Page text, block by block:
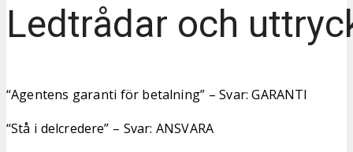
Ledtrådar och
“Agentens garanti för betalning” – Svar: GARANTI
“Stå i delcredere” – Svar: ANSVARA